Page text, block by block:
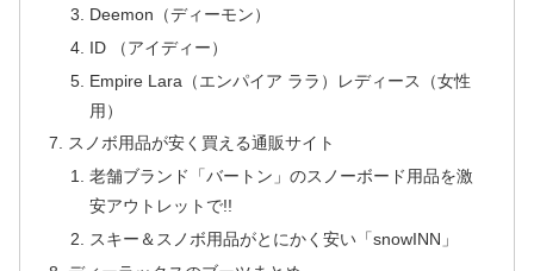
Deemon（ディーモン）
ID （アイディー）
Empire Lara（エンパイア ララ）レディース（女性
用）
スノボ用品が安く買える通販サイト
老舗ブランド「バートン」のスノーボード用品を激
安アウトレットで!!
スキー＆スノボ用品がとにかく安い「snowINN」